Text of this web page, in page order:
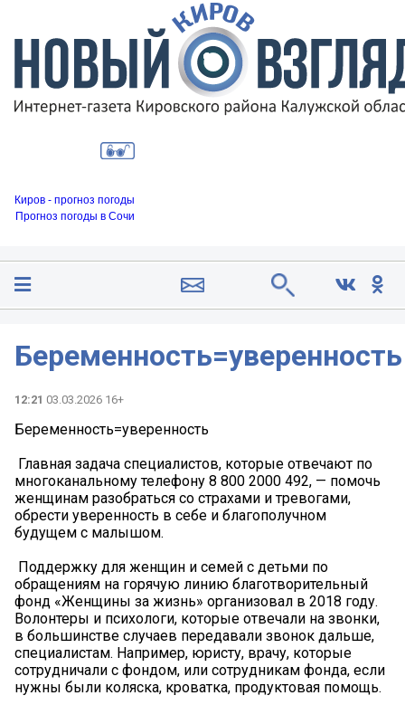
Киров - прогноз погоды
Прогноз погоды в Сочи
Беременность=уверенность
12:21 03.03.2026 16+
Беременность=уверенность
️ Главная задача специалистов, которые отвечают по
многоканальному телефону 8 800 2000 492, — помочь
женщинам разобраться со страхами и тревогами,
обрести уверенность в себе и благополучном
будущем с малышом.
️ Поддержку для женщин и семей с детьми по
обращениям на горячую линию благотворительный
фонд «Женщины за жизнь» организовал в 2018 году.
Волонтеры и психологи, которые отвечали на звонки,
в большинстве случаев передавали звонок дальше,
специалистам. Например, юристу, врачу, которые
сотрудничали с фондом, или сотрудникам фонда, если
нужны были коляска, кроватка, продуктовая помощь.